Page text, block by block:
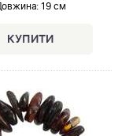
19 см